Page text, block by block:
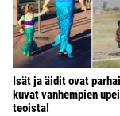
Isät ja äidit ovat
kuvat vanhempien
teoista!